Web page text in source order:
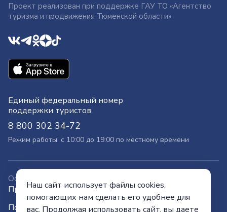
Проект реализован при поддержке ГАУ ТО «Агентство
туризма и продвижения Тюменской области»
Единый федеральный номер
поддержки туристов
8 800 302 34-72
Режим работы: с 10:00 до 19:00 по местному времени
Официальный сайт
Правительства Тюменской области
Политика конфиденциальности
Наш сайт использует файлы cookies,
помогающих нам сделать его удобнее для
вас. Продолжая использовать сайт, вы даете